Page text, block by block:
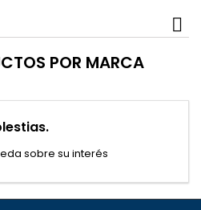
POR MARCA
sobre su interés